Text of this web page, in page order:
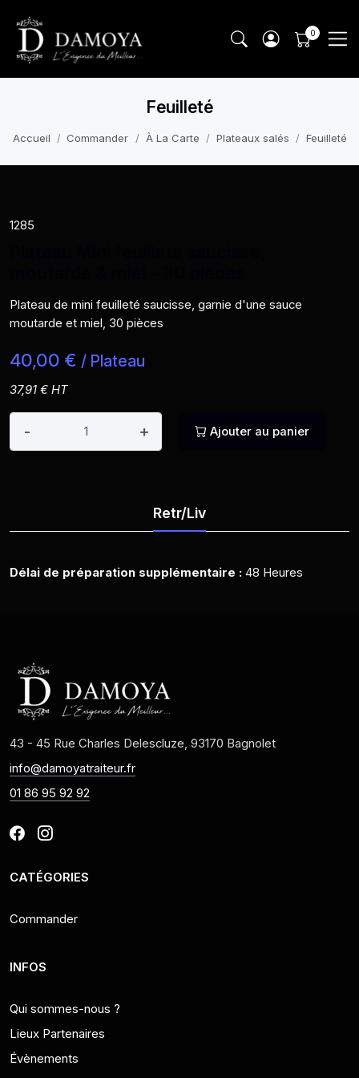
Feuilleté
Accueil Commander À La Carte Plateaux salés Feuilleté
1285
Plateau de mini feuilleté saucisse, garnie d'une sauce
moutarde et miel, 30 pièces
40,00 € / Plateau
37,91 € HT
- + Ajouter au panier
Retr/Liv
Délai de préparation supplémentaire : 48 Heures
43 - 45 Rue Charles Delescluze, 93170 Bagnolet
info@damoyatraiteur.fr
01 86 95 92 92
CATÉGORIES
Commander
INFOS
Qui sommes-nous ?
Lieux Partenaires
Évènements